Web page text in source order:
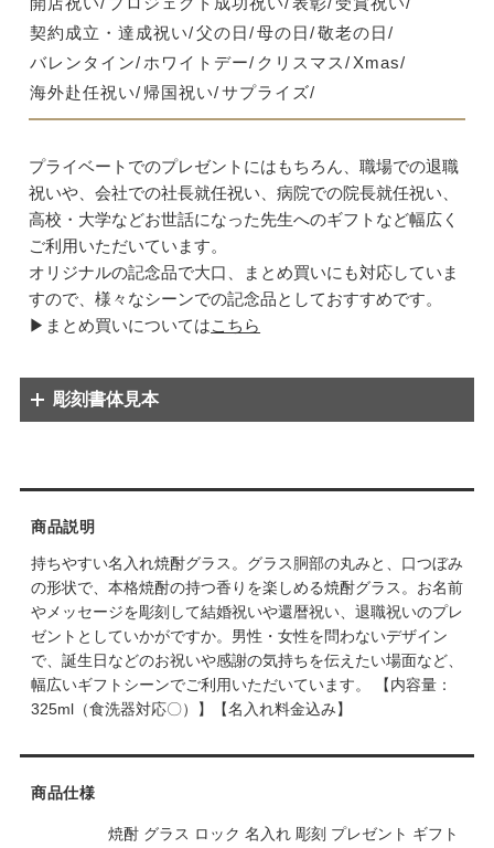
契約成立・達成祝い 父の日 母の日 敬老の日
バレンタイン ホワイトデー クリスマス Xmas
海外赴任祝い 帰国祝い サプライズ
プライベートでのプレゼントにはもちろん、職場での退職
祝いや、会社での社長就任祝い、病院での院長就任祝い、
高校・大学などお世話になった先生へのギフトなど幅広く
ご利用いただいています。
オリジナルの記念品で大口、まとめ買いにも対応していま
すので、様々なシーンでの記念品としておすすめです。
▶まとめ買いについてはこちら
彫刻書体見本
商品説明
持ちやすい名入れ焼酎グラス。グラス胴部の丸みと、口つぼみ
の形状で、本格焼酎の持つ香りを楽しめる焼酎グラス。お名前
やメッセージを彫刻して結婚祝いや還暦祝い、退職祝いのプレ
ゼントとしていかがですか。男性・女性を問わないデザイン
で、誕生日などのお祝いや感謝の気持ちを伝えたい場面など、
幅広いギフトシーンでご利用いただいています。 【内容量：
325ml（食洗器対応〇）】【名入れ料金込み】
商品仕様
焼酎 グラス ロック 名入れ 彫刻 プレゼント ギフト